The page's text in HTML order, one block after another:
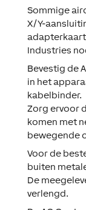
Sommige
X/Y-
adapterkaart
Industries
Bevestig de
in het
kabelbinder.
Zorg ervoor
komen met
bewegende
Voor de
buiten
De
verlengd.